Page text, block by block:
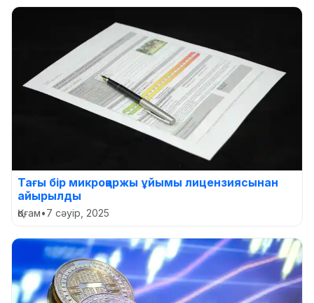
Тағы бір микроқаржы ұйымы лицензиясынан
айырылды
Қоғам•7 сәуір, 2025